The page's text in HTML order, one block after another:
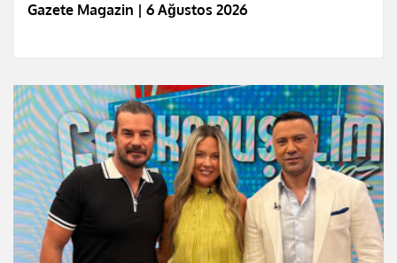
Gazete Magazin | 6 Ağustos 2026